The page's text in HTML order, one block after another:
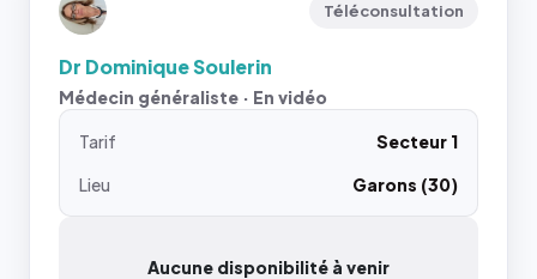
Téléconsultation
Dr Dominique Soulerin
Médecin généraliste · En vidéo
Tarif
Secteur 1
Lieu
Garons (30)
Aucune disponibilité à venir